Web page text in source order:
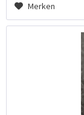
Merken